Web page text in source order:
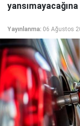
Yayınlanma: 06 Ağustos